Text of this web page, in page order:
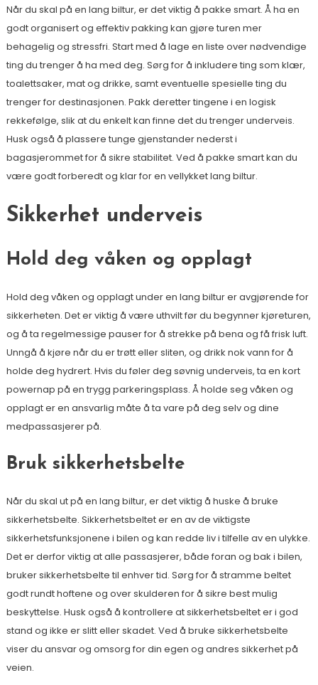
Når du skal på en lang biltur, er det viktig å pakke smart. Å ha en
godt organisert og effektiv pakking kan gjøre turen mer
behagelig og stressfri. Start med å lage en liste over nødvendige
ting du trenger å ha med deg. Sørg for å inkludere ting som klær,
toalettsaker, mat og drikke, samt eventuelle spesielle ting du
trenger for destinasjonen. Pakk deretter tingene i en logisk
rekkefølge, slik at du enkelt kan finne det du trenger underveis.
Husk også å plassere tunge gjenstander nederst i
bagasjerommet for å sikre stabilitet. Ved å pakke smart kan du
være godt forberedt og klar for en vellykket lang biltur.
Sikkerhet underveis
Hold deg våken og opplagt
Hold deg våken og opplagt under en lang biltur er avgjørende for
sikkerheten. Det er viktig å være uthvilt før du begynner kjøreturen,
og å ta regelmessige pauser for å strekke på bena og få frisk luft.
Unngå å kjøre når du er trøtt eller sliten, og drikk nok vann for å
holde deg hydrert. Hvis du føler deg søvnig underveis, ta en kort
powernap på en trygg parkeringsplass. Å holde seg våken og
opplagt er en ansvarlig måte å ta vare på deg selv og dine
medpassasjerer på.
Bruk sikkerhetsbelte
Når du skal ut på en lang biltur, er det viktig å huske å bruke
sikkerhetsbelte. Sikkerhetsbeltet er en av de viktigste
sikkerhetsfunksjonene i bilen og kan redde liv i tilfelle av en ulykke.
Det er derfor viktig at alle passasjerer, både foran og bak i bilen,
bruker sikkerhetsbelte til enhver tid. Sørg for å stramme beltet
godt rundt hoftene og over skulderen for å sikre best mulig
beskyttelse. Husk også å kontrollere at sikkerhetsbeltet er i god
stand og ikke er slitt eller skadet. Ved å bruke sikkerhetsbelte
viser du ansvar og omsorg for din egen og andres sikkerhet på
veien.